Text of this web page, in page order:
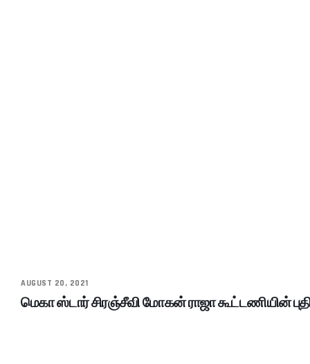
AUGUST 20, 2021
மெகா ஸ்டார் சிரஞ்சீவி மோகன் ராஜா கூட்டணியின்